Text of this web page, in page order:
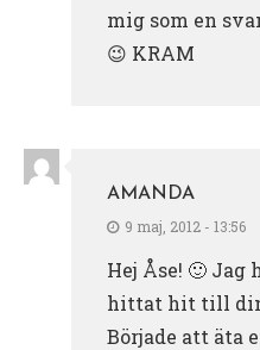
mig som en
😉 KRAM
AMANDA
9 maj, 2012 - 13:56
Hej Åse! 🙂
hittat hit till din
Började att äta